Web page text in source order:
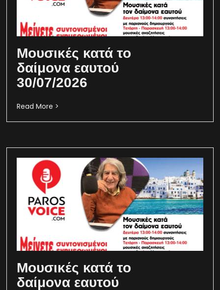
Μουσικές κατά το
δαίμονα εαυτού
30/07/2026
Read More >
Μουσικές κατά το
δαίμονα εαυτού